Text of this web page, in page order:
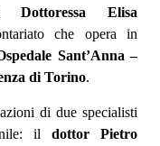
Dottoressa Elisa
che opera in
Sant’Anna –
di Torino.
di due specialisti
il dottor Pietro